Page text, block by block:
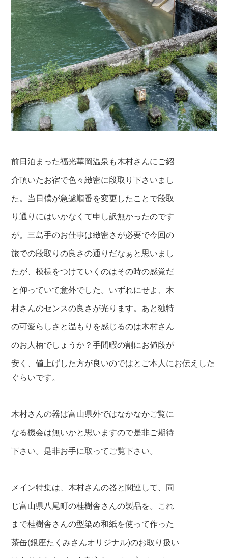
前日泊まった福光華岡温泉も木村さんにご紹
介頂いたお宿で色々緻密に段取り下さいまし
た。当日僕が急遽順番を変更したことで段取
り通りにはいかなくて申し訳無かったのです
が。三島手のお仕事は緻密さが必要で今回の
旅での段取りの良さの通りだなぁと思いまし
たが、模様をつけていくのはその時の感覚だ
と仰っていて意外でした。いずれにせよ、木
村さんのセンスの良さが光ります。あと独特
の可愛らしさと温もりを感じるのは木村さん
のお人柄でしょうか？手間暇の割にお値段が
安く、値上げした方が良いのではとご本人にお伝えした
ぐらいです。
木村さんの器は富山県外ではなかなかご覧に
なる機会は無いかと思いますので是非ご期待
下さい。是非お手に取ってご覧下さい。
メイン特集は、木村さんの器と関連して、同
じ富山県八尾町の桂樹舎さんの製品を。これ
まで桂樹舎さんの型染め和紙を使って作った
茶缶(銀座たくみさんオリジナル)のお取り扱い